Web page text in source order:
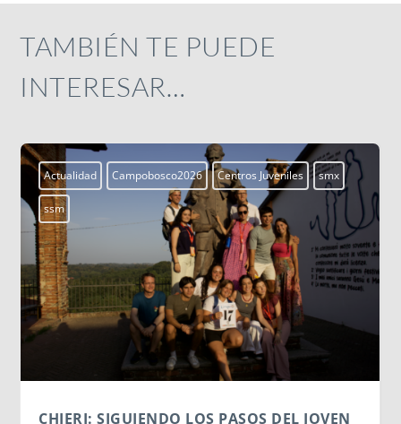
TAMBIÉN TE PUEDE
INTERESAR…
Actualidad Campobosco2026 Centros Juveniles